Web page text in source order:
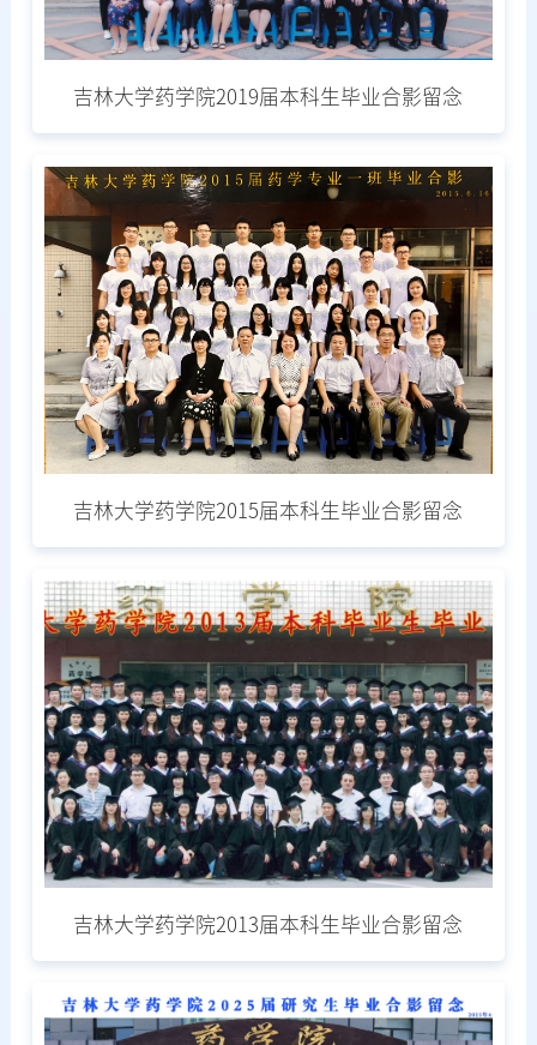
吉林大学药学院2019届本科生毕业合影留念
吉林大学药学院2015届本科生毕业合影留念
吉林大学药学院2013届本科生毕业合影留念